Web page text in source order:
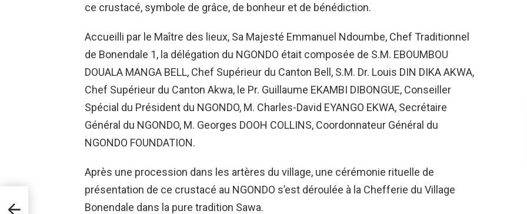
ce crustacé, symbole de grâce, de bonheur et de bénédiction.
Accueilli par le Maître des lieux, Sa Majesté Emmanuel Ndoumbe, Chef Traditionnel
de Bonendale 1, la délégation du NGONDO était composée de S.M. EBOUMBOU
DOUALA MANGA BELL, Chef Supérieur du Canton Bell, S.M. Dr. Louis DIN DIKA AKWA,
Chef Supérieur du Canton Akwa, le Pr. Guillaume EKAMBI DIBONGUE, Conseiller
Spécial du Président du NGONDO, M. Charles-David EYANGO EKWA, Secrétaire
Général du NGONDO, M. Georges DOOH COLLINS, Coordonnateur Général du
NGONDO FOUNDATION.
Après une procession dans les artères du village, une cérémonie rituelle de
présentation de ce crustacé au NGONDO s’est déroulée à la Chefferie du Village
Bonendale dans la pure tradition Sawa.